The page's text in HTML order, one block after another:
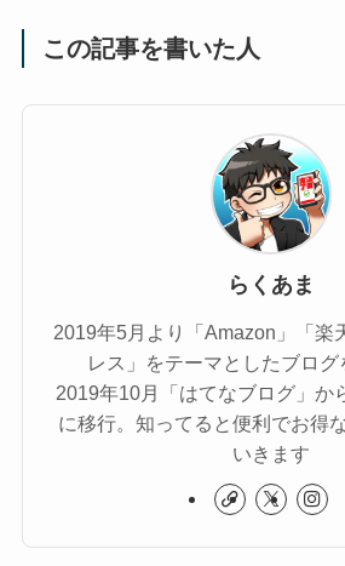
この記事を書いた人
らくあま
2019年5月より「Amazon」「楽
レス」をテーマとしたブログ
2019年10月「はてなブログ」か
に移行。知ってると便利でお得
いきます